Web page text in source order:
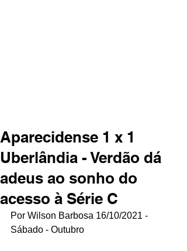
Aparecidense 1 x 1
Uberlândia - Verdão dá
adeus ao sonho do
acesso à Série C
Por Wilson Barbosa 16/10/2021 -
Sábado - Outubro